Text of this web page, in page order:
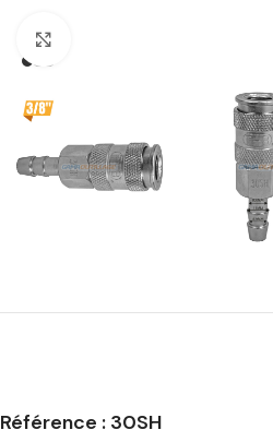
Référence : 30SH